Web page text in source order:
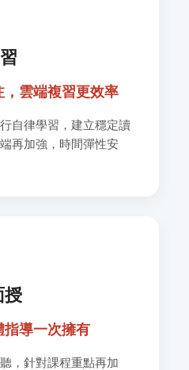
雲端複習更效率
自律學習，建立穩定讀
再加強，時間彈性安
授
指導一次擁有
，針對課程重點再加